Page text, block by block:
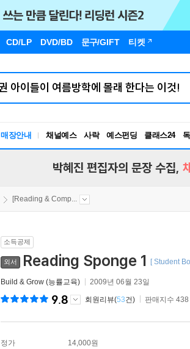
CD/LP DVD/BD 문구/GIFT 티켓
매장안내 채널예스 사락 예스펀딩 클래스24
박혜진 편집자의 문장 수집,
[Reading & Comp...
소득공제
외서 Reading Sponge 1 [ Student
Build & Grow (능률교육) 2009년 06월 23일
9.8 회원리뷰(53건) 판매지수 438
정가 14,000원